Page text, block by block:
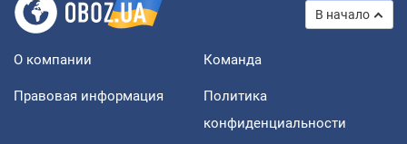
В начало
О компании Команда
Правовая информация
Политика
конфиденциальности